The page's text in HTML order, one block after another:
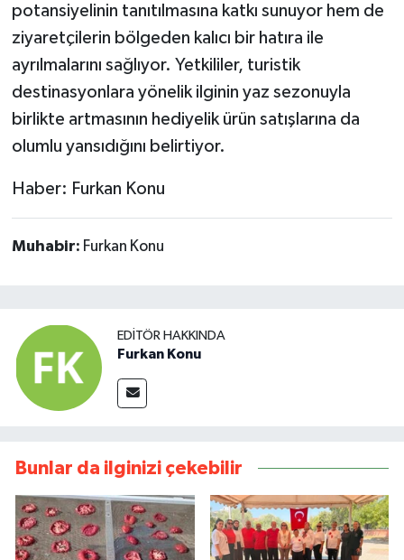
potansiyelinin tanıtılmasına katkı sunuyor hem de
ziyaretçilerin bölgeden kalıcı bir hatıra ile
ayrılmalarını sağlıyor. Yetkililer, turistik
destinasyonlara yönelik ilginin yaz sezonuyla
birlikte artmasının hediyelik ürün satışlarına da
olumlu yansıdığını belirtiyor.
Haber: Furkan Konu
Muhabir: Furkan Konu
EDITÖR HAKKINDA
Furkan Konu
Bunlar da ilginizi çekebilir